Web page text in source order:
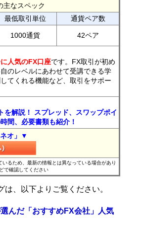
主なスペック
最低取引単位
通貨ペア数
1000通貨 42ペア
人気のFX口座です。FX取引が初め
のレベルにあわせて受講できる学
てくれる機能など、取引をサポー
解説！ スプレッド、スワップポイ
間、必要書類も紹介！
オ」▼
るため、最新の情報とは異なっている場合があり
で確認してください
、以下よりご覧ください。
んだ「おすすめFX会社」人気